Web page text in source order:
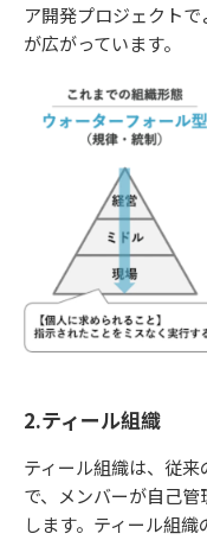
ア開発プロジェクト
が広がっています。
2.ティール組織
ティール組織は、従
で、メンバーが自己
します。ティール組